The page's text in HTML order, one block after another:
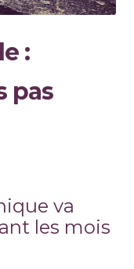
:
pas
va
les mois